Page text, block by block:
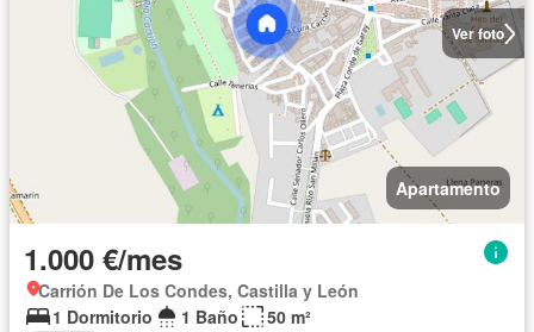
Ver foto
Apartamento
1.000 €/mes
Carrión De Los Condes, Castilla y León
1 Dormitorio
1 Baño
50 m²